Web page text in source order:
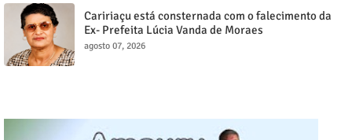
Caririaçu está consternada com o falecimento da
Ex- Prefeita Lúcia Vanda de Moraes
agosto 07, 2026